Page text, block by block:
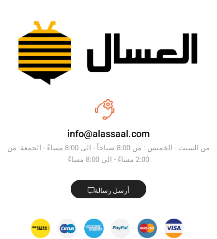
info@alassaal.com
من السبت - الخميس : من 8:00 صباحاً - الى 8:00 مساءً - الجمعة: من
2:00 مساءً - الى 8:00 مساءً
أرسل رسالة